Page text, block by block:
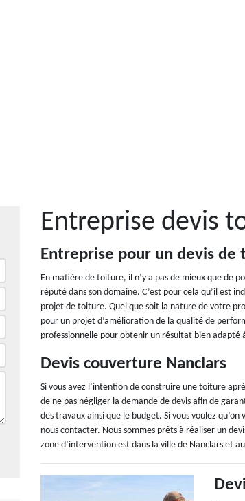
Entreprise devis
Entreprise pour un devis de
En matière de toiture, il n’y a pas de mieux que de
réputé dans son domaine. C’est pour cela qu’il est
projet de toiture. Quel que soit la nature de votre
pour un projet d’amélioration de la qualité de
professionnelle pour obtenir un résultat bien adapté
Devis couverture Nanclars
Si vous avez l’intention de construire une toiture
de ne pas négliger la demande de devis afin de
des travaux ainsi que le budget. Si vous voulez
nous contacter. Nous sommes prêts à réaliser un
zone d’intervention est dans la ville de Nanclars et